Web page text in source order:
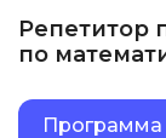
Репетитор
по
Программа